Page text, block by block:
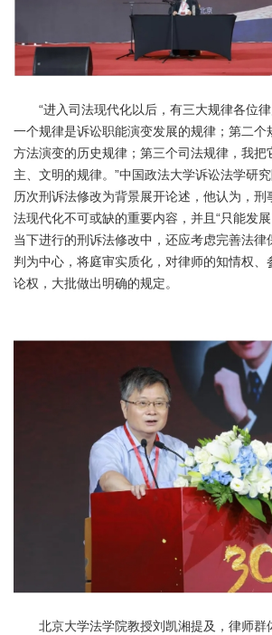
“进入司法现代化以后，有三大规律各位律
一个规律是诉讼职能演变发展的规律；第二个
方法演变的历史规律；第三个司法规律，我把
主、文明的规律。”中国政法大学诉讼法学研
历次刑诉法修改为背景展开论述，他认为，刑
法现代化不可或缺的重要内容，并且“只能发
当下进行的刑诉法修改中，还应考虑完善法律
判为中心，将庭审实质化，对律师的知情权、
论权，大批做出明确的规定。
北京大学法学院教授刘凯湘提及，律师群